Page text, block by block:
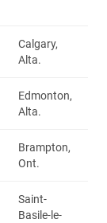
Calgary,
Alta.
Edmonton,
Alta.
Brampton,
Ont.
Saint-
Basile-le-